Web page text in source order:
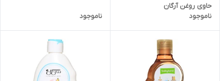
حاوی روغن آرگان
ناموجود
ناموجود